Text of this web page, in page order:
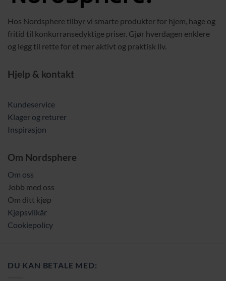
Hos Nordsphere tilbyr vi smarte produkter for hjem, hage og
fritid til konkurransedyktige priser. Gjør hverdagen enklere
og legg til rette for et mer aktivt og praktisk liv.
Hjelp & kontakt
Kundeservice
Klager og returer
Inspirasjon
Om Nordsphere
Om oss
Jobb med oss
Om ditt kjøp
Kjøpsvilkår
Cookiepolicy
DU KAN BETALE MED: